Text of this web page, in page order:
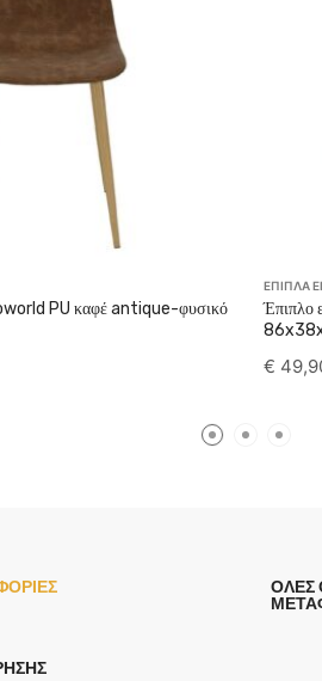
PU καφέ antique-φυσικό
ΕΠΙΠΛΑ
Έπιπλο
€
ΟΛΕΣ